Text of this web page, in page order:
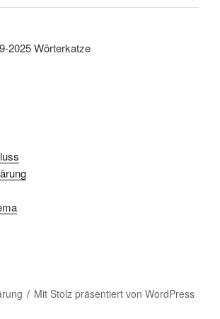
2025 Wörterkatze
Mit Stolz präsentiert von WordPress